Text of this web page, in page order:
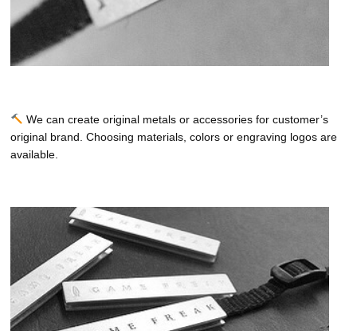
We can create original metals or accessories for customer’s
original brand. Choosing materials, colors or engraving logos are
available.